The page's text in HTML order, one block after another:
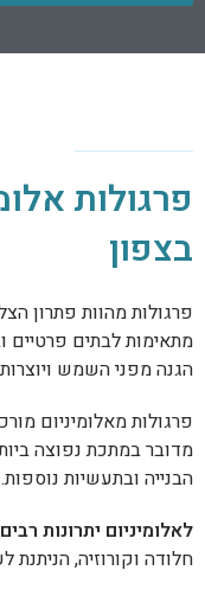
פרגולות
בצפון
פרגולות מהוות פתרון
מתאימות לבתים פרטיים
הגנה מפני השמש
פרגולות מאלומיניום
מדובר במתכת נפוצה
הבנייה ובתעשיות נוספות.
לאלומיניום יתרונות רבים
חלודה וקורוזיה, הניתנת